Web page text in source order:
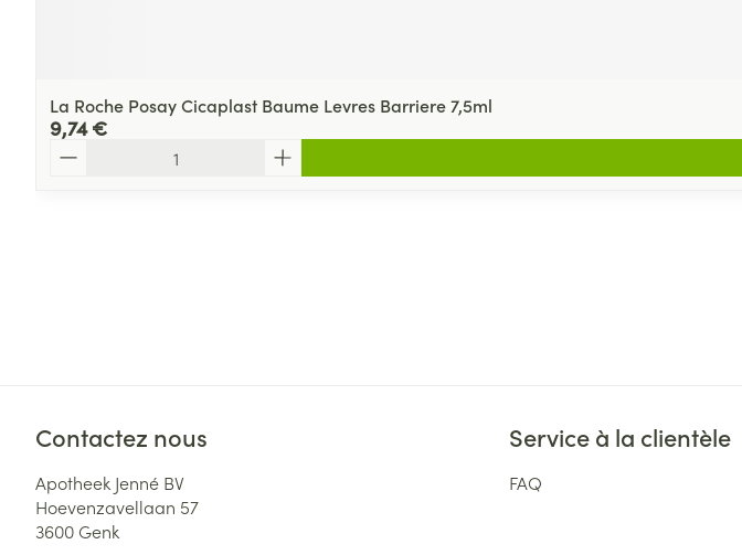
La Roche Posay Cicaplast Baume Levres Barriere 7,5ml
9,74 €
Contactez nous
Apotheek Jenné BV
Hoevenzavellaan 57
3600 Genk
Service à la clientèle
FAQ